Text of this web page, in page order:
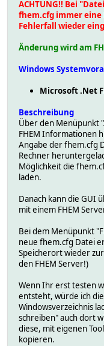
ACHTUNG!! Bei
fhem.cfg immer eine
Fehlerfall wieder
Änderung wird am
Windows
Microsoft .Net
Beschreibung
Über den Menüpunkt
FHEM Informationen
Angabe der fhem.cfg
Rechner
Möglichkeit die
laden.
Danach kann die GUI
mit einem FHEM
Bei dem Menüpunkt
neue fhem.cfg Datei
Speicherort wieder
den FHEM Server!)
Wenn Ihr erst testen
entsteht, würde ich
Windowsverzeichnis
schreiben" auch dort
diese, mit eigenen
kopieren.